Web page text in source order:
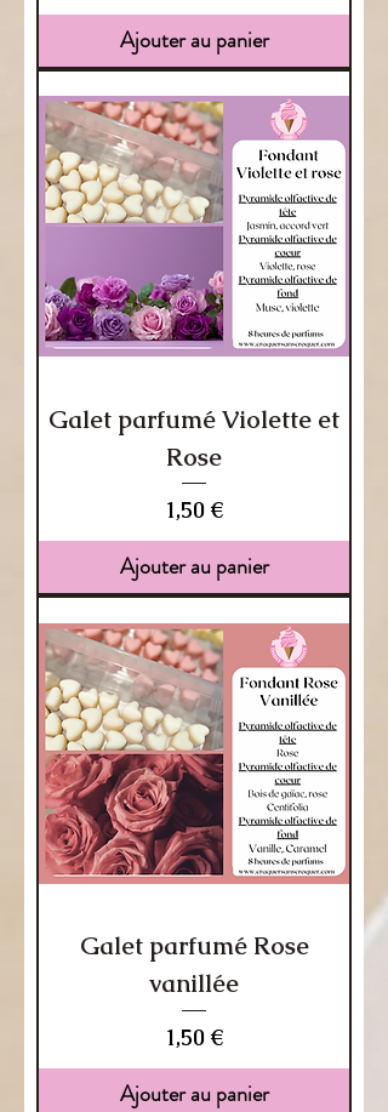
Ajouter au panier
Galet parfumé Violette et
Rose
Prix
1,50 €
Ajouter au panier
Galet parfumé Rose
vanillée
Prix
1,50 €
Ajouter au panier